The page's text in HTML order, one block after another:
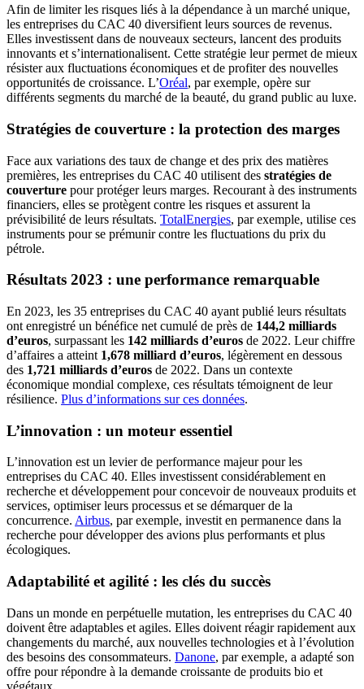
Afin de limiter les risques liés à la dépendance à un marché unique,
les entreprises du CAC 40 diversifient leurs sources de revenus.
Elles investissent dans de nouveaux secteurs, lancent des produits
innovants et s’internationalisent. Cette stratégie leur permet de mieux
résister aux fluctuations économiques et de profiter des nouvelles
opportunités de croissance. L’Oréal, par exemple, opère sur
différents segments du marché de la beauté, du grand public au luxe.
Stratégies de couverture : la protection des marges
Face aux variations des taux de change et des prix des matières
premières, les entreprises du CAC 40 utilisent des stratégies de
couverture pour protéger leurs marges. Recourant à des instruments
financiers, elles se protègent contre les risques et assurent la
prévisibilité de leurs résultats. TotalEnergies, par exemple, utilise ces
instruments pour se prémunir contre les fluctuations du prix du
pétrole.
Résultats 2023 : une performance remarquable
En 2023, les 35 entreprises du CAC 40 ayant publié leurs résultats
ont enregistré un bénéfice net cumulé de près de 144,2 milliards
d’euros, surpassant les 142 milliards d’euros de 2022. Leur chiffre
d’affaires a atteint 1,678 milliard d’euros, légèrement en dessous
des 1,721 milliards d’euros de 2022. Dans un contexte
économique mondial complexe, ces résultats témoignent de leur
résilience. Plus d’informations sur ces données.
L’innovation : un moteur essentiel
L’innovation est un levier de performance majeur pour les
entreprises du CAC 40. Elles investissent considérablement en
recherche et développement pour concevoir de nouveaux produits et
services, optimiser leurs processus et se démarquer de la
concurrence. Airbus, par exemple, investit en permanence dans la
recherche pour développer des avions plus performants et plus
écologiques.
Adaptabilité et agilité : les clés du succès
Dans un monde en perpétuelle mutation, les entreprises du CAC 40
doivent être adaptables et agiles. Elles doivent réagir rapidement aux
changements du marché, aux nouvelles technologies et à l’évolution
des besoins des consommateurs. Danone, par exemple, a adapté son
offre pour répondre à la demande croissante de produits bio et
végétaux.